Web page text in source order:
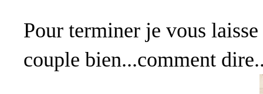
Pour terminer je vous
couple bien...comment